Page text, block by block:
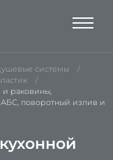
системы
и раковины,
АБС, поворотный излив и